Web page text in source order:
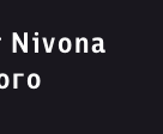
Nivona